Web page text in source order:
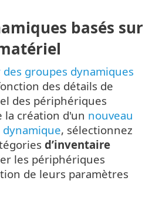
basés sur
des groupes dynamiques
des détails de
des périphériques
la création d'un nouveau
, sélectionnez
d’inventaire
les périphériques
de leurs paramètres